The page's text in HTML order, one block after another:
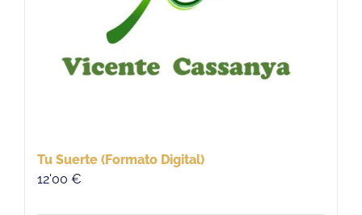
Tu Suerte (Formato Digital)
12'00 €